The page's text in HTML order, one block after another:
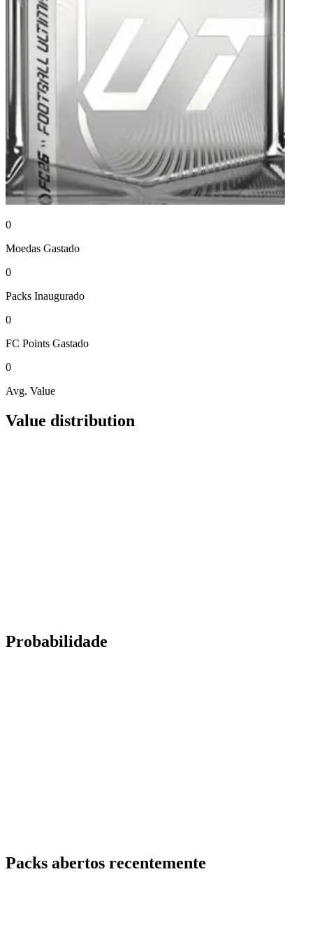
0
Moedas Gastado
0
Packs Inaugurado
0
FC Points Gastado
0
Avg. Value
Value distribution
Probabilidade
Packs abertos recentemente